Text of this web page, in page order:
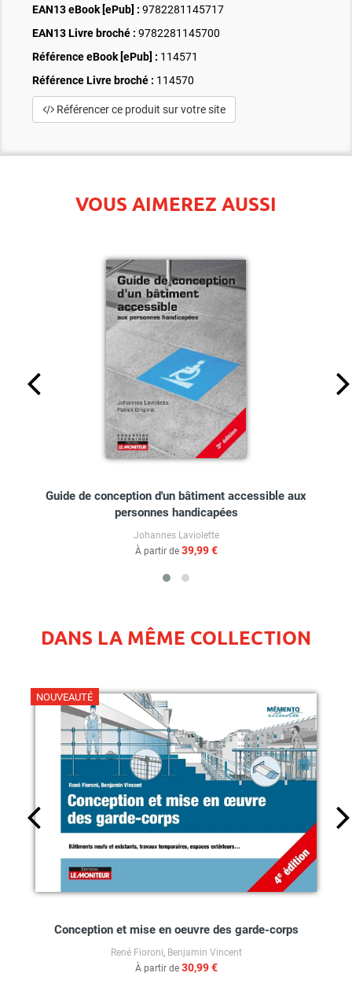
EAN13 eBook [ePub] : 9782281145717
EAN13 Livre broché : 9782281145700
Référence eBook [ePub] : 114571
Référence Livre broché : 114570
Référencer ce produit sur votre site
VOUS AIMEREZ AUSSI
Guide de conception d'un bâtiment accessible aux
personnes handicapées
Johannes Laviolette
À partir de 39,99 €
DANS LA MÊME COLLECTION
NOUVEAUTÉ
Conception et mise en oeuvre des garde-corps
René Fioroni, Benjamin Vincent
À partir de 30,99 €